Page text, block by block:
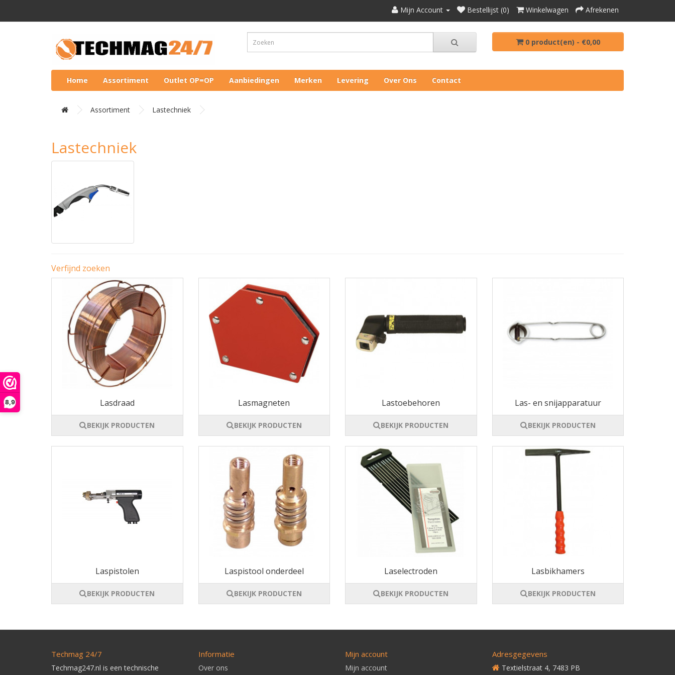
8,9
Mijn Account Bestellijst (0) Winkelwagen Afrekenen
0 product(en) - €0,00
Home Assortiment Outlet OP=OP Aanbiedingen Merken Levering Over Ons Contact
Assortiment Lastechniek
Lastechniek
Verfijnd zoeken
Lasdraad
BEKIJK PRODUCTEN
Lasmagneten
BEKIJK PRODUCTEN
Lastoebehoren
BEKIJK PRODUCTEN
Las- en snijapparatuur
BEKIJK PRODUCTEN
Laspistolen
BEKIJK PRODUCTEN
Laspistool onderdeel
BEKIJK PRODUCTEN
Laselectroden
BEKIJK PRODUCTEN
Lasbikhamers
BEKIJK PRODUCTEN
Techmag 24/7
Techmag247.nl is een technische
Informatie
Over ons
Mijn account
Mijn account
Adresgegevens
Textielstraat 4, 7483 PB